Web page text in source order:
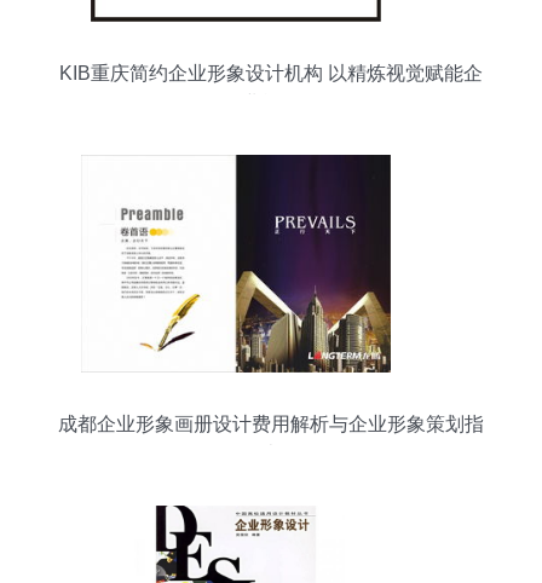
KIB重庆简约企业形象设计机构 以精炼视觉赋能企
成都企业形象画册设计费用解析与企业形象策划指